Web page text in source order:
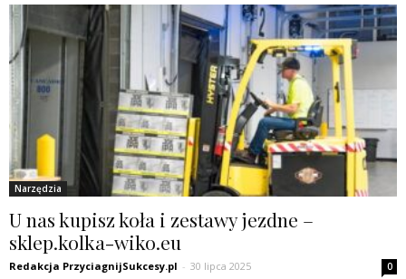
Narzędzia
U nas kupisz koła i zestawy jezdne –
sklep.kolka-wiko.eu
Redakcja PrzyciagnijSukcesy.pl - 30 lipca 2025 0